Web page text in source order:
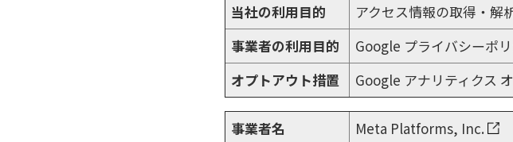
当社の利用目的
アクセス情報の取得・解
事業者の利用目的
Google プライバシーポ
オプトアウト措置
Google アナリティクス
事業者名
Meta Platforms, Inc.